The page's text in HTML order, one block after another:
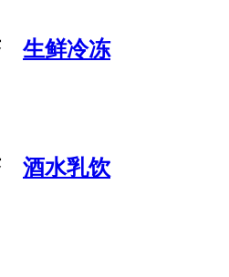
生鲜冷冻
酒水乳饮